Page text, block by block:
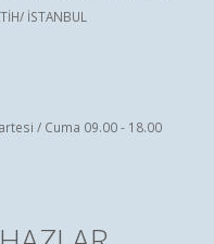
İSTANBUL
/ Cuma 09.00 - 18.00